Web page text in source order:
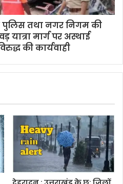
पुलिस तथा नगर निगम की
यात्रा मार्ग पर अस्थाई
की कार्यवाही